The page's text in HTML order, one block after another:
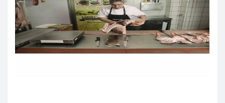
10 лет гарантия на ножи
Покупай в кредит
Оплата частями или мгновенная рассрочка
от ПриватБанка